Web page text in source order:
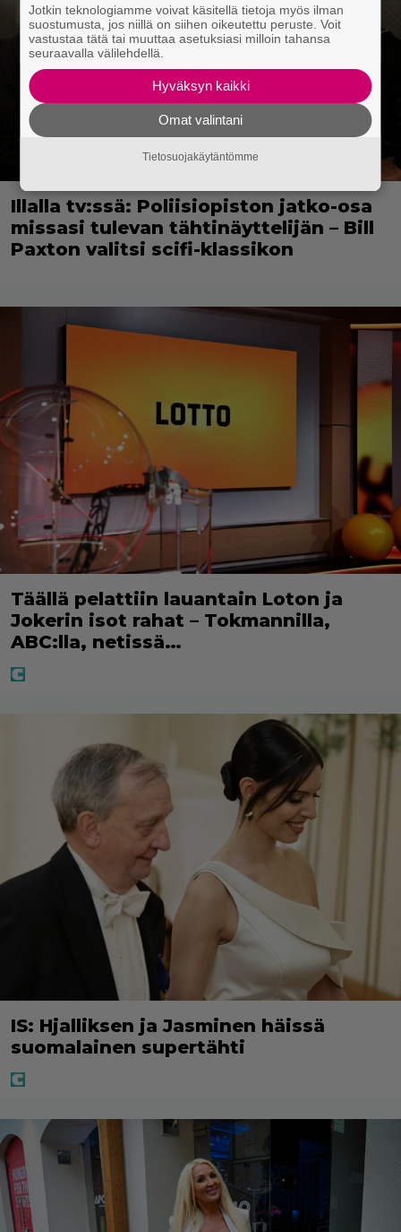
Illalla tv:ssä: Poliisiopiston jatko-osa
missasi tulevan tähtinäyttelijän – Bill
Paxton valitsi scifi-klassikon
Täällä pelattiin lauantain Loton ja
Jokerin isot rahat – Tokmannilla,
ABC:lla, netissä…
IS: Hjalliksen ja Jasminen häissä
suomalainen supertähti
Jotkin teknologiamme voivat käsitellä tietoja myös ilman
suostumusta, jos niillä on siihen oikeutettu peruste. Voit
vastustaa tätä tai muuttaa asetuksiasi milloin tahansa
seuraavalla välilehdellä.
Hyväksyn kaikki
Omat valintani
Tietosuojakäytäntömme